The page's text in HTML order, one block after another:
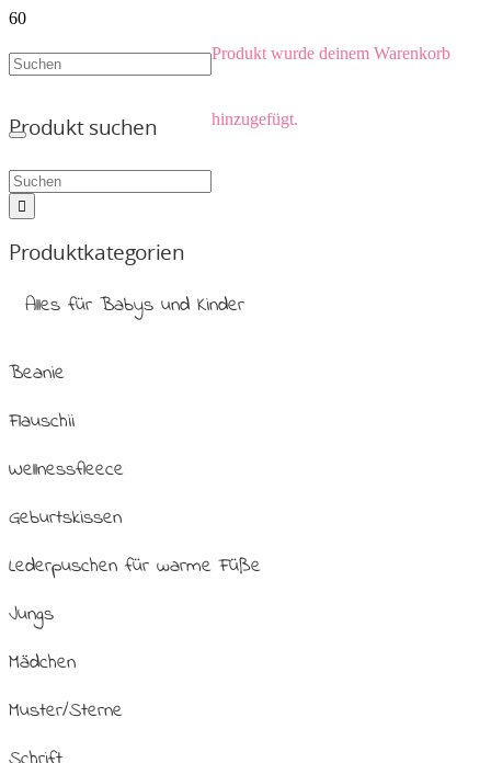
Produkt wurde deinem Warenkorb
hinzugefügt.
Produkt suchen
Produktkategorien
Alles für Babys und Kinder
Beanie
Flauschii
Wellnessfleece
Geburtskissen
Lederpuschen für warme Füße
Jungs
Mädchen
Muster/Sterne